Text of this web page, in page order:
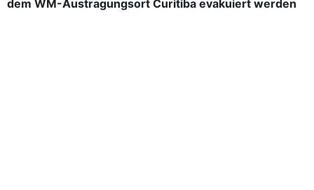
dem WM-Austragungsort Curitiba evakuiert werden